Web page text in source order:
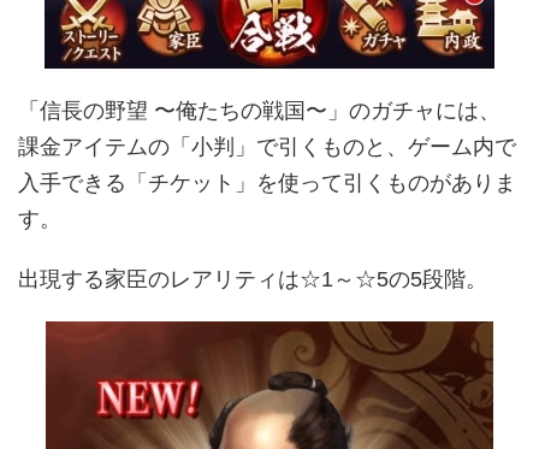
「信長の野望 〜俺たちの戦国〜」のガチャには、
課金アイテムの「小判」で引くものと、ゲーム内で
入手できる「チケット」を使って引くものがありま
す。
出現する家臣のレアリティは☆1～☆5の5段階。